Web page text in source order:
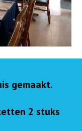
gemaakt.
2 stuks